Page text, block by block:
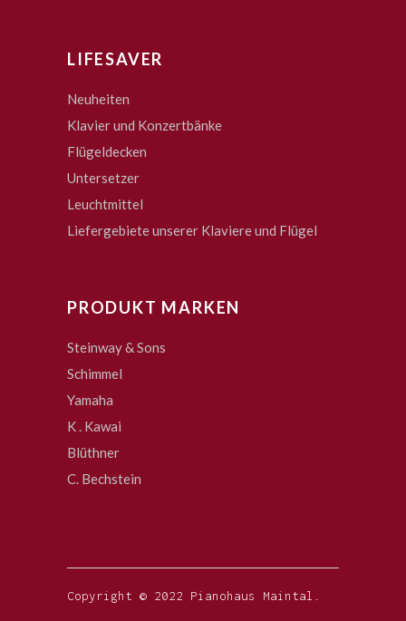
LIFESAVER
Neuheiten
Klavier und Konzertbänke
Flügeldecken
Untersetzer
Leuchtmittel
Liefergebiete unserer Klaviere und Flügel
PRODUKT MARKEN
Steinway & Sons
Schimmel
Yamaha
K . Kawai
Blüthner
C. Bechstein
Copyright © 2022 Pianohaus Maintal.